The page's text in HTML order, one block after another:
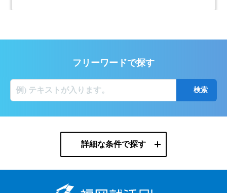
フリーワードで探す
詳細な条件で探す